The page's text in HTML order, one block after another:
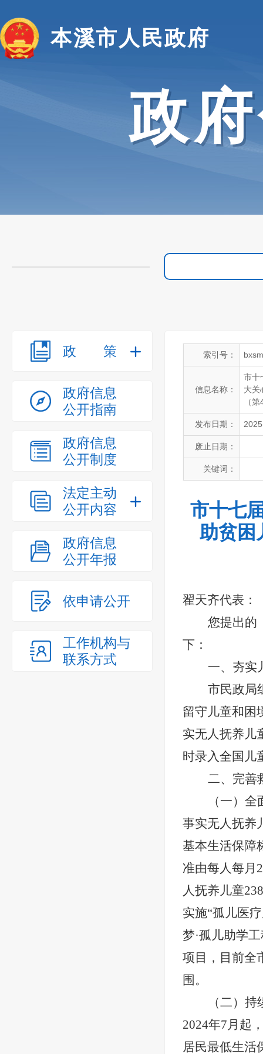
本溪市人民政府
政
政策
政府信息
公开指南
政府信息
公开制度
法定主动
公开内容
政府信息
公开年报
依申请公开
工作机构与
联系方式
索引号：
信息名称：
市十
大关
（
发布日期：
废止日期：
关键词：
市十七
助贫困
翟天齐代表：
您提出的
下：
一、夯实
市民政局
留守儿童和困
实无人抚养儿
时录入全国儿
二、 完善
（一）
事实无人抚养
基本生活保障
准由每人每月
人抚养儿童
实施“孤儿医
梦·孤儿助学
项目，目前全
围。
（二） 持
2024年7月起
居民最低生活